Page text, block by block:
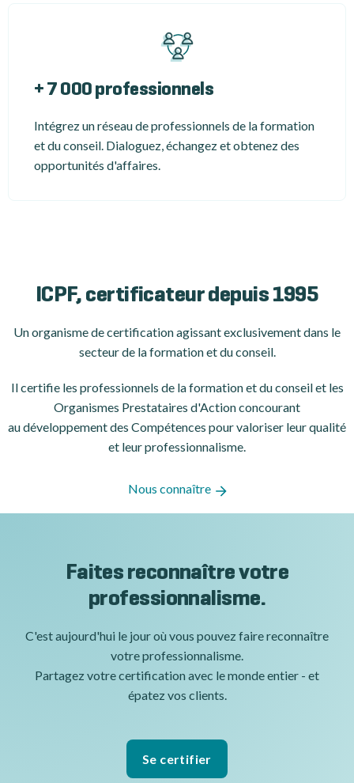
+ 7 000 professionnels
Intégrez un réseau de professionnels de la formation
et du conseil. Dialoguez, échangez et obtenez des
opportunités d'affaires.
ICPF, certificateur depuis 1995
Un organisme de certificationagissant exclusivement dans le
secteur de la formation et du conseil.
Il certifie les professionnels de la formation et du conseil et les
Organismes Prestataires d'Action concourant
au développement des Compétences pour valoriser leur qualité
et leur professionnalisme.
Nous connaître
Faites reconnaître votre
professionnalisme.
C'est aujourd'hui le jour où vous pouvez faire reconnaître
votre professionnalisme.
Partagez votre certification avec le monde entier - et
épatez vos clients.
Se certifier